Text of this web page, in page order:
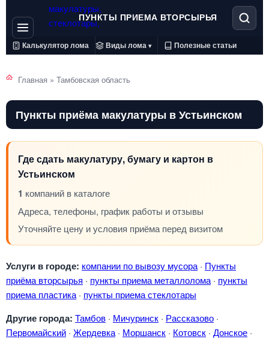
ПУНКТЫ ПРИЕМА ВТОРСЫРЬЯ
Калькулятор лома Виды лома ▾ Полезные статьи
Главная » Тамбовская область
Пункты приёма макулатуры в Устьинском
Где сдать макулатуру, бумагу и картон в
Устьинском
1 компаний в каталоге
Адреса, телефоны, график работы и отзывы
Уточняйте цену и условия приёма перед визитом
Услуги в городе: компании по вывозу мусора · Пункты
приёма вторсырья · пункты приема металлолома · пункты
приема пластика · пункты приема стеклотары
Другие города: Тамбов · Мичуринск · Рассказово ·
Первомайский · Жердевка · Моршанск · Котовск · Донское ·